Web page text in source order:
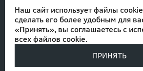
Наш сайт использует файлы
сделать его более удобным для
«Принять», вы соглашаетесь с
всех файлов cookie.
ПРИНЯТЬ
© 2002-2026 Озеленение и
Авторские права